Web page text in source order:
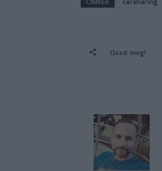
Oszd meg!